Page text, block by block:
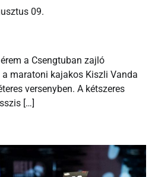
09.
a Csengtuban zajló
maratoni kajakos Kiszli Vanda
versenyben. A kétszeres
[…]